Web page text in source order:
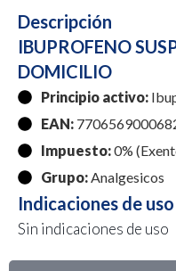
Descripción
IBUPROFENO
DOMICILIO
Principio activo:
EAN:
Impuesto:0%
Grupo:Analgesicos
Indicaciones de uso
Sin indicaciones de uso